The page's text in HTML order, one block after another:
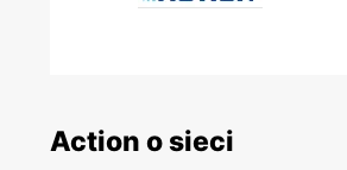
Action o sieci